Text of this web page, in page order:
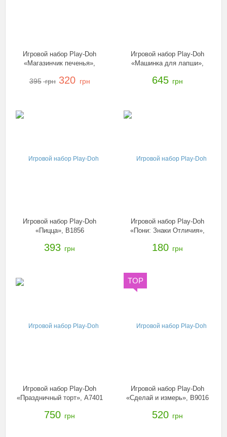
Игровой набор Play-Doh
«Магазинчик печенья»,
395 грн 320 грн
Игровой набор Play-Doh
«Машинка для лапши»,
645 грн
Игровой набор Play-Doh
«Пицца», B1856
393 грн
Игровой набор Play-Doh
«Пони: Знаки Отличия»,
180 грн
Игровой набор Play-Doh
«Праздничный торт», A7401
750 грн
TOP
Игровой набор Play-Doh
«Сделай и измерь», B9016
520 грн